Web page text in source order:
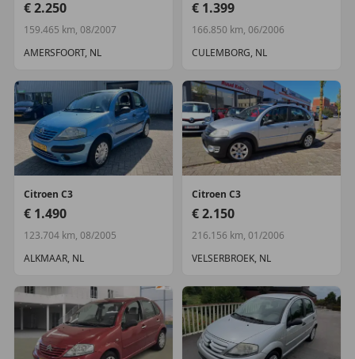
€ 2.250
159.465 km, 08/2007
AMERSFOORT, NL
€ 1.399
166.850 km, 06/2006
CULEMBORG, NL
Citroen C3
€ 1.490
123.704 km, 08/2005
ALKMAAR, NL
Citroen C3
€ 2.150
216.156 km, 01/2006
VELSERBROEK, NL